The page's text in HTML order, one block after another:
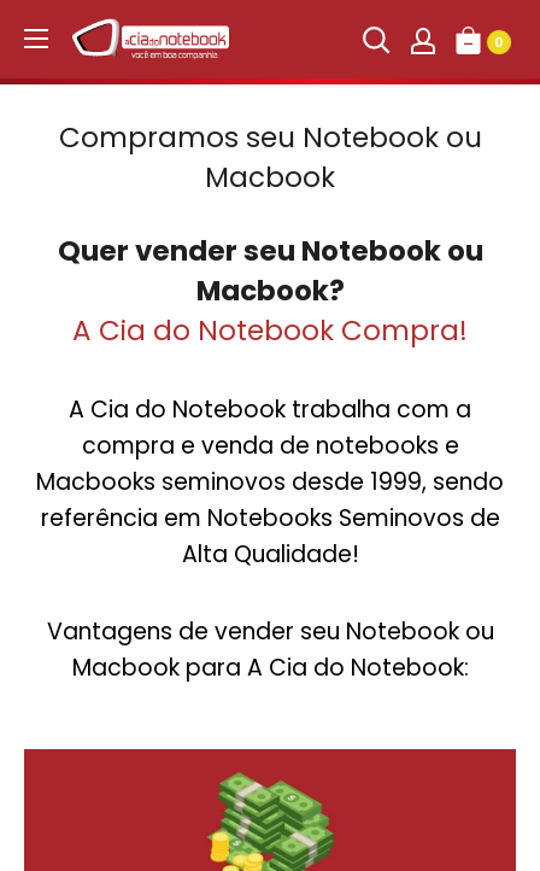
para
0
Compramos seu Notebook ou
Macbook
Quer vender seu Notebook ou
Macbook?
A Cia do Notebook Compra!
A Cia do Notebook trabalha com a
compra e venda de notebooks e
Macbooks seminovos desde 1999, sendo
referência em Notebooks Seminovos de
Alta Qualidade!
Vantagens de vender seu Notebook ou
Macbook para A Cia do Notebook: